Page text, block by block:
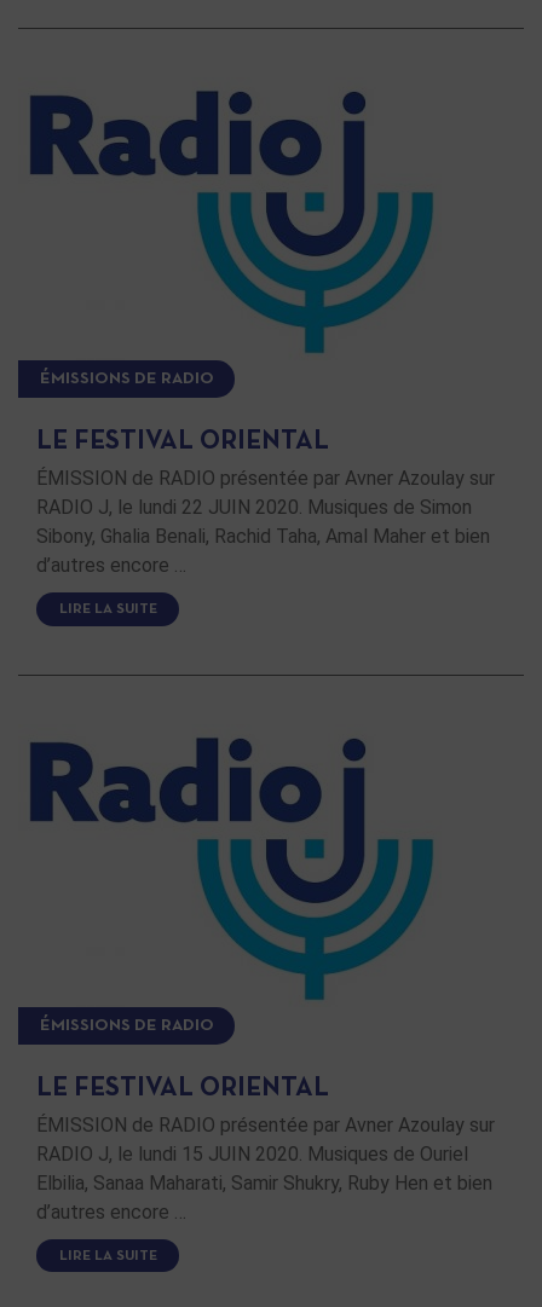
ÉMISSIONS DE RADIO
LE FESTIVAL ORIENTAL
ÉMISSION de RADIO présentée par Avner Azoulay sur
RADIO J, le lundi 22 JUIN 2020. Musiques de Simon
Sibony, Ghalia Benali, Rachid Taha, Amal Maher et bien
d’autres encore …
LIRE LA SUITE
ÉMISSIONS DE RADIO
LE FESTIVAL ORIENTAL
ÉMISSION de RADIO présentée par Avner Azoulay sur
RADIO J, le lundi 15 JUIN 2020. Musiques de Ouriel
Elbilia, Sanaa Maharati, Samir Shukry, Ruby Hen et bien
d’autres encore …
LIRE LA SUITE